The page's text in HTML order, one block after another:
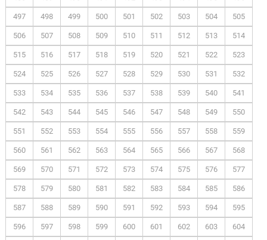
497 498 499 500 501 502 503 504 505
506 507 508 509 510 511 512 513 514
515 516 517 518 519 520 521 522 523
524 525 526 527 528 529 530 531 532
533 534 535 536 537 538 539 540 541
542 543 544 545 546 547 548 549 550
551 552 553 554 555 556 557 558 559
560 561 562 563 564 565 566 567 568
569 570 571 572 573 574 575 576 577
578 579 580 581 582 583 584 585 586
587 588 589 590 591 592 593 594 595
596 597 598 599 600 601 602 603 604